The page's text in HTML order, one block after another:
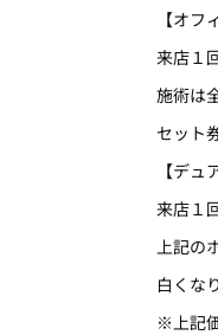
【オ
来店１
施術は
セット
【デ
来店１
上記の
白くな
※上記